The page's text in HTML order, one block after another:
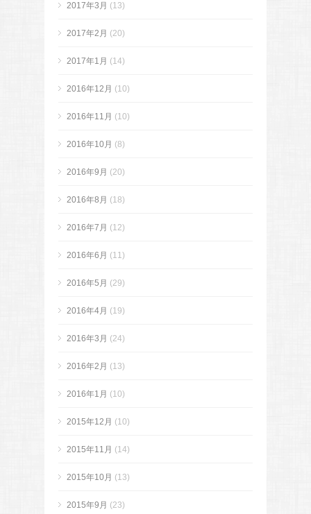
2017年3月 (13)
2017年2月 (20)
2017年1月 (14)
2016年12月 (10)
2016年11月 (10)
2016年10月 (8)
2016年9月 (20)
2016年8月 (18)
2016年7月 (12)
2016年6月 (11)
2016年5月 (29)
2016年4月 (19)
2016年3月 (24)
2016年2月 (13)
2016年1月 (10)
2015年12月 (10)
2015年11月 (14)
2015年10月 (13)
2015年9月 (23)